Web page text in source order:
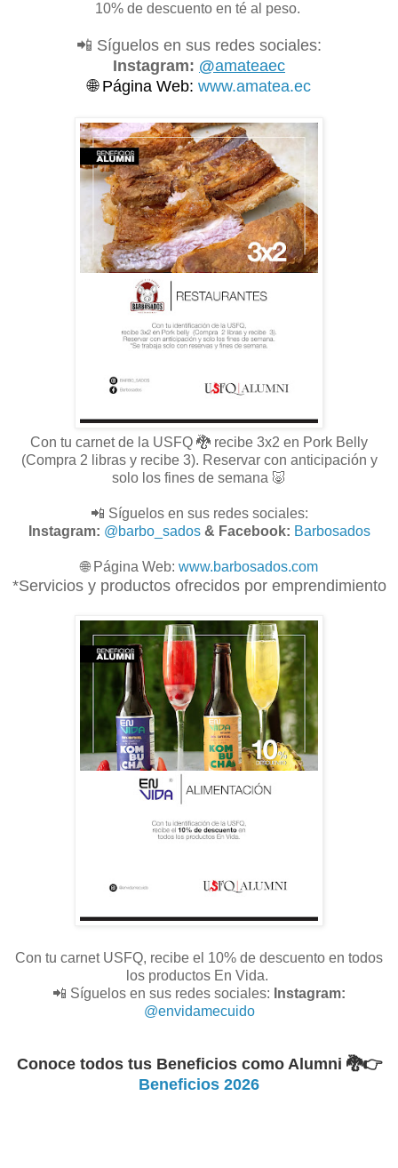
10% de descuento en té al peso.
📲 Síguelos en sus redes sociales:
Instagram: @amateaec
🌐 Página Web: www.amatea.ec
Con tu carnet de la USFQ 🐉 recibe 3x2 en Pork Belly
(Compra 2 libras y recibe 3). Reservar con anticipación y
solo los fines de semana 🐷
📲 Síguelos en sus redes sociales:
Instagram: @barbo_sados& Facebook: Barbosados
🌐 Página Web: www.barbosados.com
*Servicios y productos ofrecidos por emprendimiento
Con tu carnet USFQ, recibe el 10% de descuento en todos
los productos En Vida.
📲 Síguelos en sus redes sociales: Instagram:
@envidamecuido
Conoce todos tus Beneficios como Alumni 🐉👉
Beneficios 2026